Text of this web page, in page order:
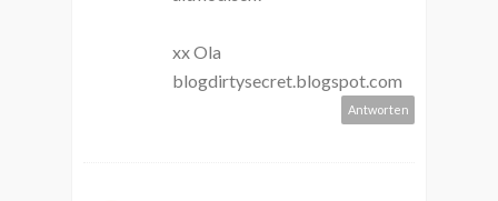
xx Ola
blogdirtysecret.blogspot.com
Antworten